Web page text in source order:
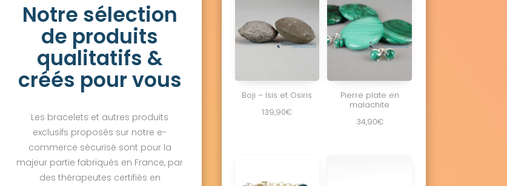
Notre sélection
de produits
qualitatifs &
créés pour vous
Les bracelets et autres produits
exclusifs proposés sur notre e-
commerce sécurisé sont pour la
majeur partie fabriqués en France, par
des thérapeutes certifiés en
Boji – Isis et Osiris
139,90€
Pierre plate en
malachite
34,90€